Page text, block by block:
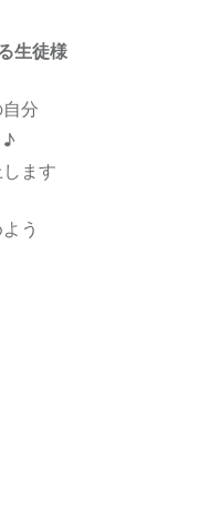
生徒様
分
♪
ます
う